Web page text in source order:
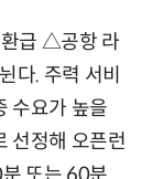
급 △공항 라
다. 주력 서비
수요가 높을
선정해 오픈런